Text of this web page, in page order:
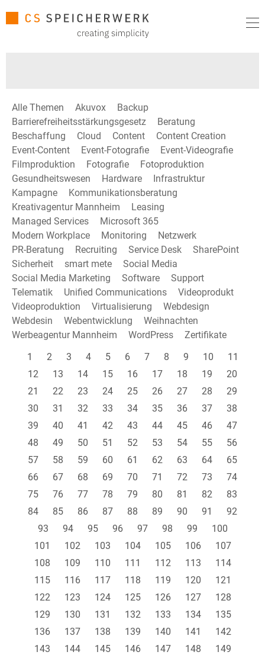
Alle Themen Akuvox
Backup
Barrierefreiheitsstärkungsgesetz
Beratung
Beschaffung
Cloud Content
Content Creation
Event-Content
Event-Fotografie
Event-Videografie
Filmproduktion
Fotografie
Fotoproduktion
Gesundheitswesen
Hardware
Infrastruktur
Kampagne
Kommunikationsberatung
Kreativagentur Mannheim
Leasing
Managed Services
Microsoft 365
Modern Workplace
Monitoring
Netzwerk
PR-Beratung
Recruiting Service Desk
SharePoint
Sicherheit
smart mete
Social Media
Social Media Marketing
Software
Support
Telematik
Unified Communications
Videoprodukt
Videoproduktion
Virtualisierung
Webdesign
Webdesin
Webentwicklung
Weihnachten
Werbeagentur Mannheim
WordPress
Zertifikate
1
2 3 4 5 6 7 8 9 10
11
12
13 14 15 16 17 18 19
20
21
22 23 24 25 26 27 28
29
30
31 32 33 34 35 36 37
38
39
40 41 42 43 44 45 46
47
48
49 50 51 52 53 54 55
56
57
58 59 60 61 62 63 64
65
66
67 68 69 70 71 72 73
74
75
76 77 78 79 80 81 82
83
84
85 86 87 88 89 90 91
92
93
94 95 96 97 98 99
100
101
102 103 104 105 106
107
108
109 110 111 112 113
114
115
116 117 118 119 120
121
122
123 124 125 126 127
128
129
130 131 132 133 134
135
136
137 138 139 140 141
142
143
144 145 146 147 148
149